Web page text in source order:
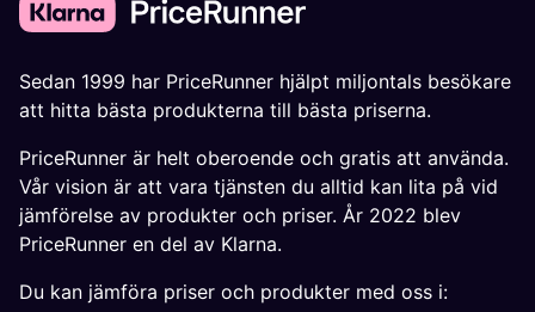
Sedan 1999 har PriceRunner hjälpt miljontals besökare
att hitta bästa produkterna till bästa priserna.
PriceRunner är helt oberoende och gratis att använda.
Vår vision är att vara tjänsten du alltid kan lita på vid
jämförelse av produkter och priser. År 2022 blev
PriceRunner en del av Klarna.
Du kan jämföra priser och produkter med oss i: